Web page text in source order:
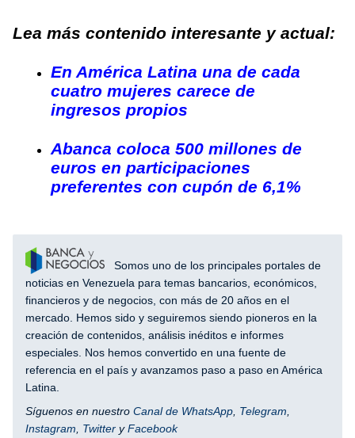
Lea más contenido interesante y actual:
En América Latina una de cada
cuatro mujeres carece de
ingresos propios
Abanca coloca 500 millones de
euros en participaciones
preferentes con cupón de 6,1%
Somos uno de los principales portales de
noticias en Venezuela para temas bancarios, económicos,
financieros y de negocios, con más de 20 años en el
mercado. Hemos sido y seguiremos siendo pioneros en la
creación de contenidos, análisis inéditos e informes
especiales. Nos hemos convertido en una fuente de
referencia en el país y avanzamos paso a paso en América
Latina.
Síguenos en nuestro Canal de WhatsApp Telegram
Instagram
Twitter yFacebook